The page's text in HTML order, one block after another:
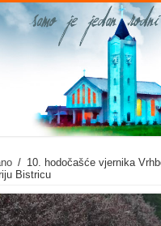
/ 10. hodočašće vjernika
Bistricu